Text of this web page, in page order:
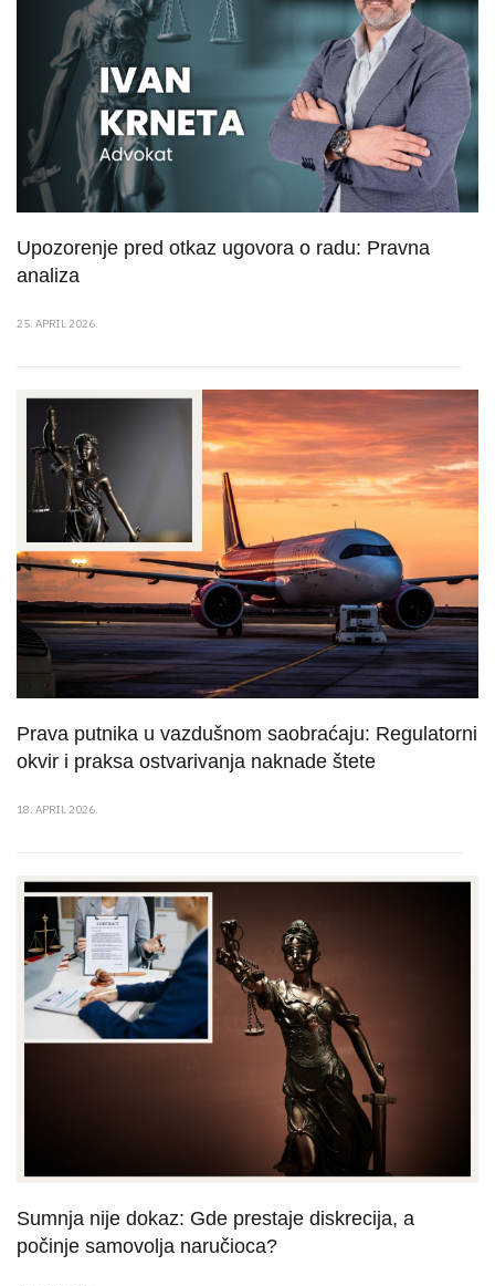
Upozorenje pred otkaz ugovora o radu: Pravna
analiza
25. APRIL 2026.
Prava putnika u vazdušnom saobraćaju: Regulatorni
okvir i praksa ostvarivanja naknade štete
18. APRIL 2026.
Sumnja nije dokaz: Gde prestaje diskrecija, a
počinje samovolja naručioca?